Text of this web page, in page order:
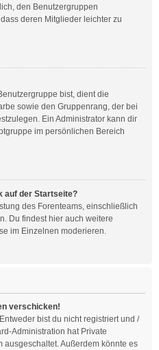
den Benutzergruppen
deren Mitglieder leichter zu
bist, dient die
sowie den Gruppenrang, der bei
Ein Administrator kann dir
im persönlichen Bereich
auf der Startseite?
des Forenteams, einschließlich
Du findest hier auch weitere
im Einzelnen moderieren.
verschicken!
bist du nicht registriert und /
Administration hat Private
ausgeschaltet. Außerdem könnte es